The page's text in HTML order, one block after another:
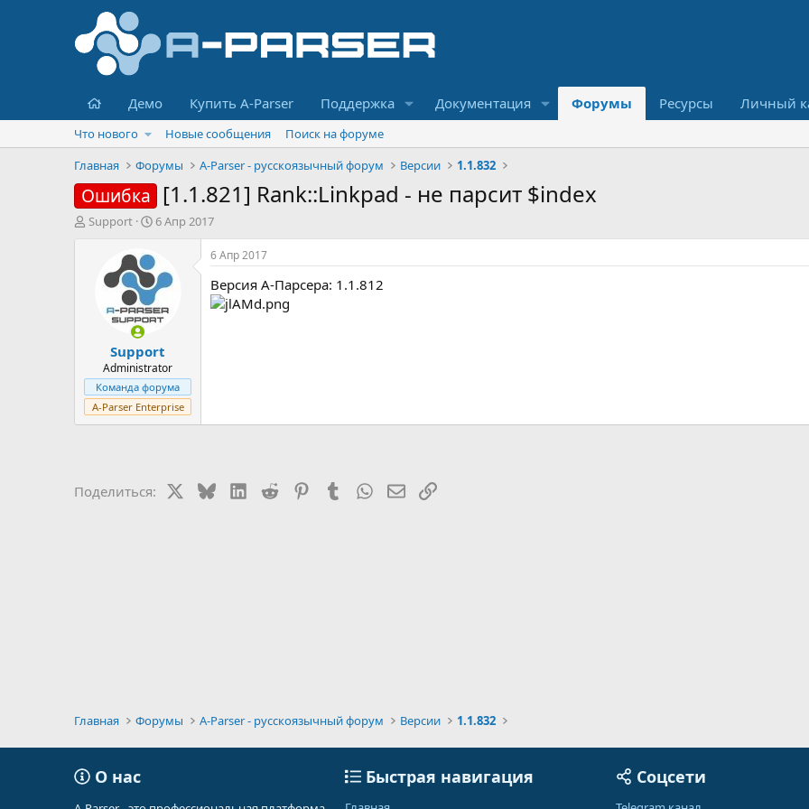
Главная
Демо Купить A-Parser Поддержка Документация Форумы Ресурсы Личный
Что нового Новые сообщения
Поиск на форуме
Главная
Форумы A-Parser - русскоязычный форум Версии 1.1.832
Ошибка [1.1.821] Rank::Linkpad - не парсит $index
А
Support
Д
а
н
а
ч
л
а
6 Апр 2017
Support
Administrator
Команда форума
A-Parser Enterprise
6 Апр 2017
Версия А-Парсера: 1.1.812
Поделиться: BlueskyLinkedIn
Reddit PinterestTumblrWhatsAppЭлектронная почта
Ссылка
Главная Форумы A-Parser - русскоязычный форум Версии 1.1.832
О нас Быстрая навигация Соцсети